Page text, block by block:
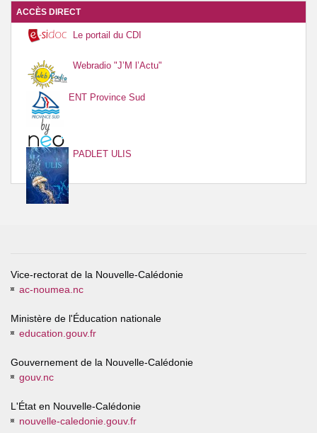
ACCÈS DIRECT
Le portail du CDI
Webradio "J’M l’Actu"
ENT Province Sud
PADLET ULIS
Vice-rectorat de la Nouvelle-Calédonie
ac-noumea.nc
Ministère de l'Éducation nationale
education.gouv.fr
Gouvernement de la Nouvelle-Calédonie
gouv.nc
L'État en Nouvelle-Calédonie
nouvelle-caledonie.gouv.fr